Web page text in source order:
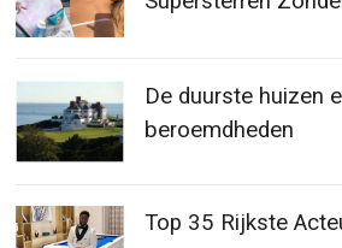
De duurste huizen
beroemdheden
Top 35 Rijkste